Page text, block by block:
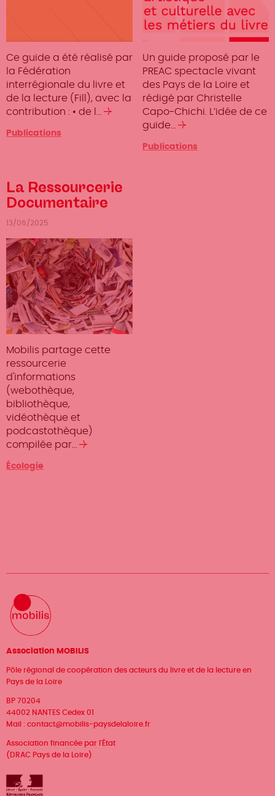
Ce guide a été réalisé par
la Fédération
interrégionale du livre et
de la lecture (Fill), avec la
contribution : • de l…
Publications
Un guide proposé par le
PREAC spectacle vivant
des Pays de la Loire et
rédigé par Christelle
Capo-Chichi. L’idée de ce
guide…
suite
Publications
La Ressourcerie
Documentaire
13/06/2025
Mobilis partage cette
ressourcerie
d'informations
(webothèque,
bibliothèque,
vidéothèque et
podcastothèque)
compilée par…
Catégorie
Écologie
Association MOBILIS
Pôle régional de coopération des acteurs du livre et de la lecture en
Pays de la Loire
BP 70204
44002 NANTES Cedex 01
Mail : contact@mobilis-paysdelaloire.fr
Association financée par l'État
(DRAC Pays de la Loire)